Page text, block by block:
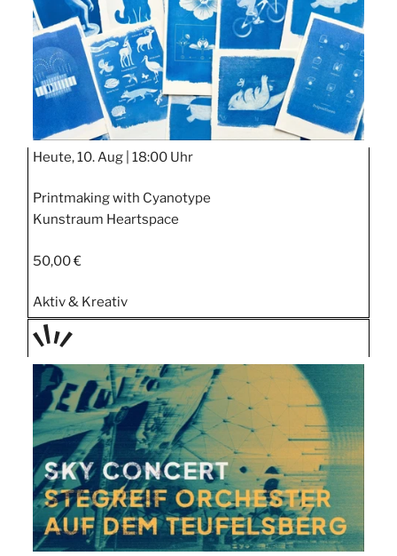
Heute, 10. Aug | 18:00 Uhr
Printmaking with Cyanotype
Kunstraum Heartspace
50,00 €
Aktiv & Kreativ
TAGE
STIPP